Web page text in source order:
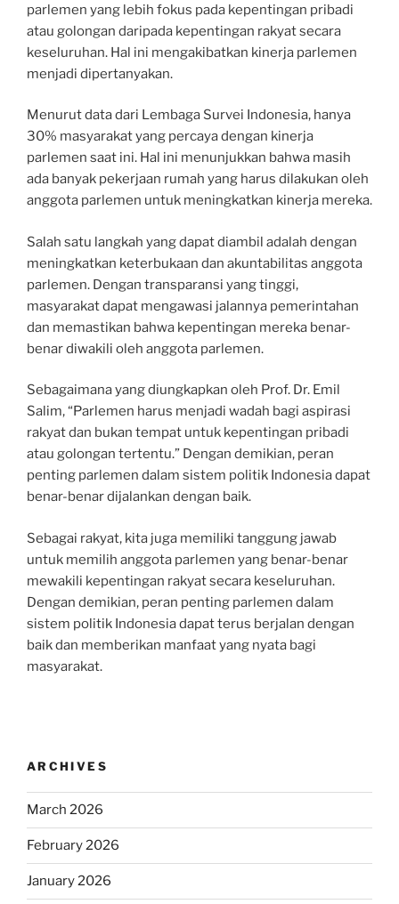
parlemen yang lebih fokus pada kepentingan pribadi
atau golongan daripada kepentingan rakyat secara
keseluruhan. Hal ini mengakibatkan kinerja parlemen
menjadi dipertanyakan.
Menurut data dari Lembaga Survei Indonesia, hanya
30% masyarakat yang percaya dengan kinerja
parlemen saat ini. Hal ini menunjukkan bahwa masih
ada banyak pekerjaan rumah yang harus dilakukan oleh
anggota parlemen untuk meningkatkan kinerja mereka.
Salah satu langkah yang dapat diambil adalah dengan
meningkatkan keterbukaan dan akuntabilitas anggota
parlemen. Dengan transparansi yang tinggi,
masyarakat dapat mengawasi jalannya pemerintahan
dan memastikan bahwa kepentingan mereka benar-
benar diwakili oleh anggota parlemen.
Sebagaimana yang diungkapkan oleh Prof. Dr. Emil
Salim, “Parlemen harus menjadi wadah bagi aspirasi
rakyat dan bukan tempat untuk kepentingan pribadi
atau golongan tertentu.” Dengan demikian, peran
penting parlemen dalam sistem politik Indonesia dapat
benar-benar dijalankan dengan baik.
Sebagai rakyat, kita juga memiliki tanggung jawab
untuk memilih anggota parlemen yang benar-benar
mewakili kepentingan rakyat secara keseluruhan.
Dengan demikian, peran penting parlemen dalam
sistem politik Indonesia dapat terus berjalan dengan
baik dan memberikan manfaat yang nyata bagi
masyarakat.
ARCHIVES
March 2026
February 2026
January 2026